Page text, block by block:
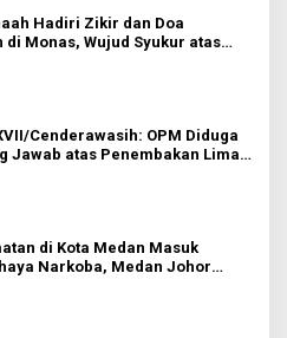
Hadiri Zikir dan Doa
di Monas, Wujud Syukur atas
Indonesia
Cenderawasih: OPM Diduga
Jawab atas Penembakan Lima
di Kota Medan Masuk
Narkoba, Medan Johor